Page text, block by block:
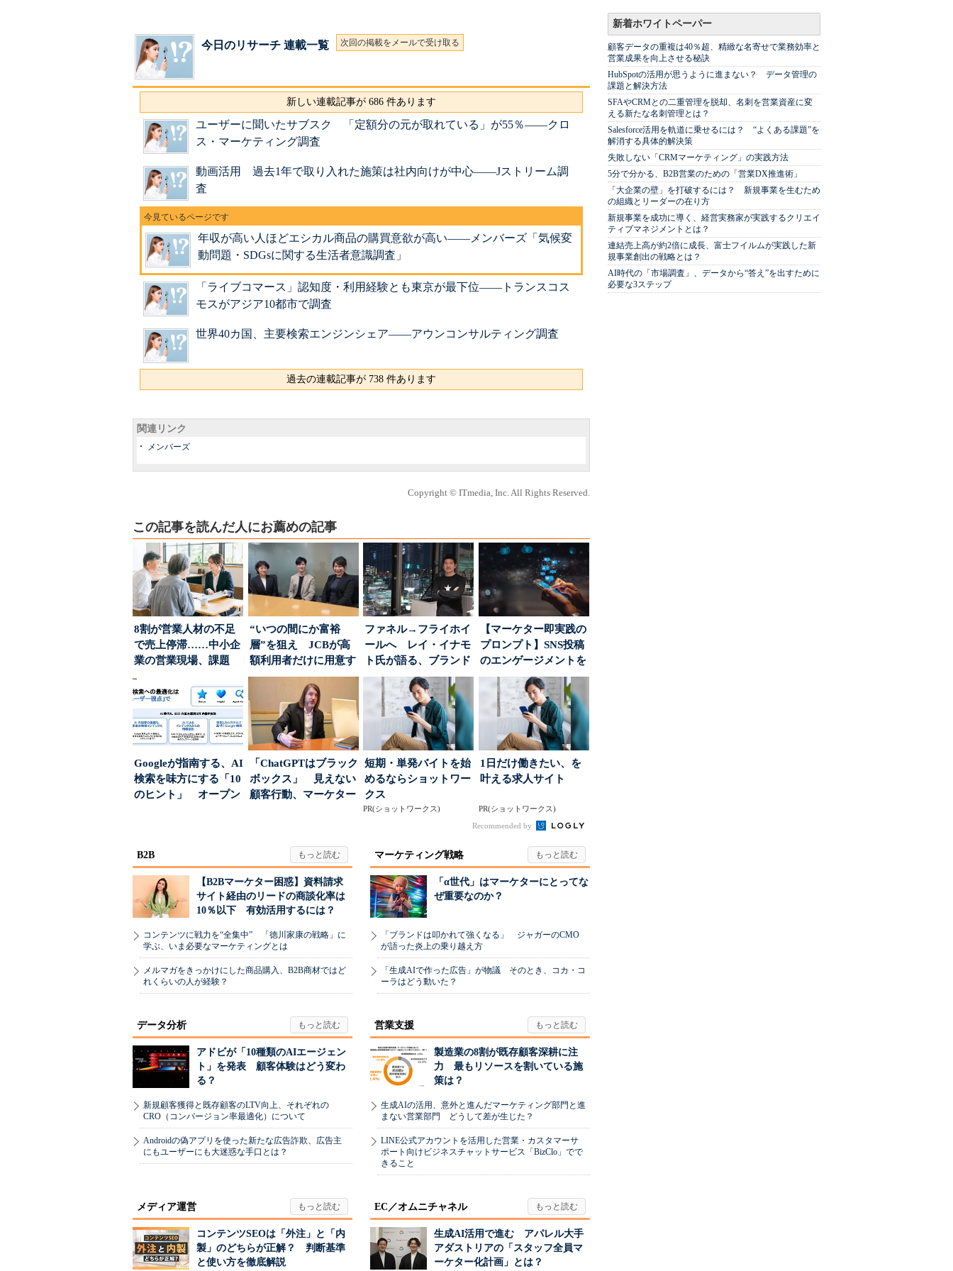
今日のリサーチ 連載一覧 次回の掲載をメールで受け取る
新しい連載記事が 686 件あります
ユーザーに聞いたサブスク 「定額分の元が取れている」が55％――クロ
ス・マーケティング調査
動画活用 過去1年で取り入れた施策は社内向けが中心――Jストリーム調
査
年収が高い人ほどエシカル商品の購買意欲が高い――メンバーズ「気候変
動問題・SDGsに関する生活者意識調査」
「ライブコマース」認知度・利用経験とも東京が最下位――トランスコス
モスがアジア10都市で調査
世界40カ国、主要検索エンジンシェア――アウンコンサルティング調査
過去の連載記事が 738 件あります
関連リンク
メンバーズ
Copyright © ITmedia, Inc. All Rights Reserved.
この記事を読んだ人にお薦めの記事
8割が営業人材の不足
で売上停滞……中小企
業の営業現場、課題
は？
“いつの間にか富裕
層”を狙え JCBが高
額利用者だけに用意す
る「特別体験」
ファネル→フライホイ
ールへ レイ・イナモ
ト氏が語る、ブランド
が「信頼」を得るた
め...
【マーケター即実践の
プロンプト】SNS投稿
のエンゲージメントを
高めるAI活用、ポ...
Googleが指南する、AI
検索を味方にする「10
のヒント」 オープン
「ChatGPTはブラック
ボックス」 見えない
顧客行動、マーケター
短期・単発バイトを始
めるならショットワー
クス
PR(ショットワークス)
1日だけ働きたい、を
叶える求人サイト
PR(ショットワークス)
Recommended by
B2B
【B2Bマーケター困惑】資料請求
サイト経由のリードの商談化率は
10％以下 有効活用するには？
コンテンツに戦力を“全集中” 「徳川家康の戦略」に
学ぶ、いま必要なマーケティングとは
メルマガをきっかけにした商品購入、B2B商材ではど
れくらいの人が経験？
マーケティング戦略
「α世代」はマーケターにとってな
ぜ重要なのか？
「ブランドは叩かれて強くなる」 ジャガーのCMO
が語った炎上の乗り越え方
「生成AIで作った広告」が物議 そのとき、コカ・コ
ーラはどう動いた？
データ分析
アドビが「10種類のAIエージェン
ト」を発表 顧客体験はどう変わ
る？
新規顧客獲得と既存顧客のLTV向上、それぞれの
CRO（コンバージョン率最適化）について
Androidの偽アプリを使った新たな広告詐欺、広告主
にもユーザーにも大迷惑な手口とは？
営業支援
製造業の8割が既存顧客深耕に注
力 最もリソースを割いている施
策は？
生成AIの活用、意外と進んだマーケティング部門と進
まない営業部門 どうして差が生じた？
LINE公式アカウントを活用した営業・カスタマーサ
ポート向けビジネスチャットサービス「BizClo」でで
きること
メディア運営
コンテンツSEOは「外注」と「内
製」のどちらが正解？ 判断基準
と使い方を徹底解説
EC／オムニチャネル
生成AI活用で進む アパレル大手
アダストリアの「スタッフ全員マ
ーケター化計画」とは？
新着ホワイトペーパー
顧客データの重複は40％超、精緻な名寄せで業務効率と
営業成果を向上させる秘訣
HubSpotの活用が思うように進まない？ データ管理の
課題と解決方法
SFAやCRMとの二重管理を脱却、名刺を営業資産に変
える新たな名刺管理とは？
Salesforce活用を軌道に乗せるには？ “よくある課題”を
解消する具体的解決策
失敗しない「CRMマーケティング」の実践方法
5分で分かる、B2B営業のための「営業DX推進術」
「大企業の壁」を打破するには？ 新規事業を生むため
の組織とリーダーの在り方
新規事業を成功に導く、経営実務家が実践するクリエイ
ティブマネジメントとは？
連結売上高が約2倍に成長、富士フイルムが実践した新
規事業創出の戦略とは？
AI時代の「市場調査」、データから“答え”を出すために
必要な3ステップ